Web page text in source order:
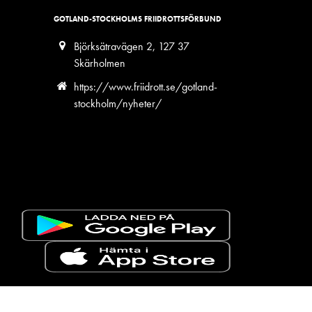
GOTLAND-STOCKHOLMS FRIIDROTTSFÖRBUND
Björksätravägen 2, 127 37
Skärholmen
https://www.friidrott.se/gotland-
stockholm/nyheter/